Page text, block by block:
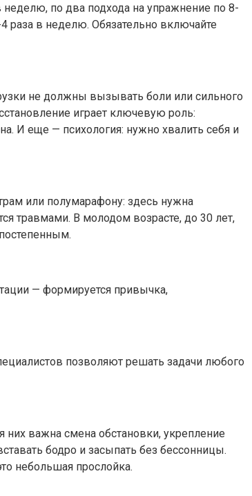
неделю, по два подхода на упражнение по 8-
раза в неделю. Обязательно включайте
не должны вызывать боли или сильного
играет ключевую роль:
И еще — психология: нужно хвалить себя и
или полумарафону: здесь нужна
травмами. В молодом возрасте, до 30 лет,
— формируется привычка,
позволяют решать задачи любого
важна смена обстановки, укрепление
бодро и засыпать без бессонницы.
небольшая прослойка.